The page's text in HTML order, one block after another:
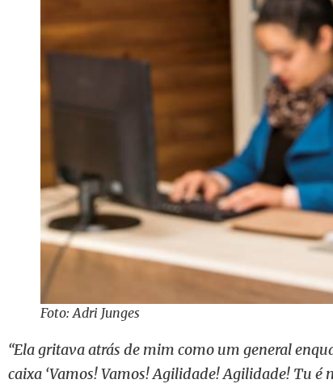
Foto: Adri Junges
“Ela gritava atrás de mim como um general
caixa ‘Vamos! Vamos! Agilidade! Agilidade! Tu é